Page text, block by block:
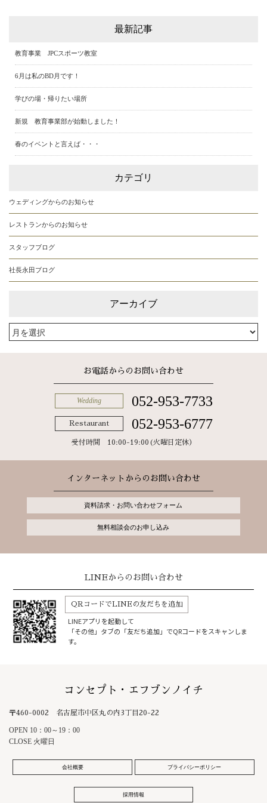
最新記事
教育事業 JPCスポーツ教室
6月は私のBD月です！
学びの場・帰りたい場所
新規 教育事業部が始動しました！
春のイベントと言えば・・・
カテゴリ
ウェディングからのお知らせ
レストランからのお知らせ
スタッフブログ
社長永田ブログ
アーカイブ
お電話からのお問い合わせ
Wedding 052-953-7733
Restaurant 052-953-6777
受付時間 10:00-19:00(火曜日定休）
インターネットからのお問い合わせ
資料請求・お問い合わせフォーム
無料相談会のお申し込み
LINEからのお問い合わせ
QRコードでLINEの友だちを追加
LINEアプリを起動して
「その他」タブの「友だち追加」でQRコードをスキャンしま
す。
コンセプト・エフブンノイチ
〒460-0002 名古屋市中区丸の内3丁目20-22
OPEN 10：00～19：00
CLOSE 火曜日
会社概要 プライバシーポリシー
採用情報